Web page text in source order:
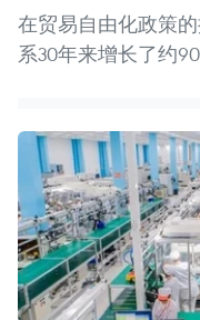
在贸易自由化政策
系30年来增长了约90